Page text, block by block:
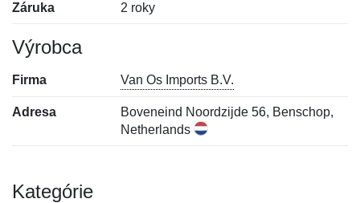
Záruka 2 roky
Výrobca
Firma Van Os Imports B.V.
Adresa
Boveneind Noordzijde 56, Benschop,
Netherlands
Kategórie